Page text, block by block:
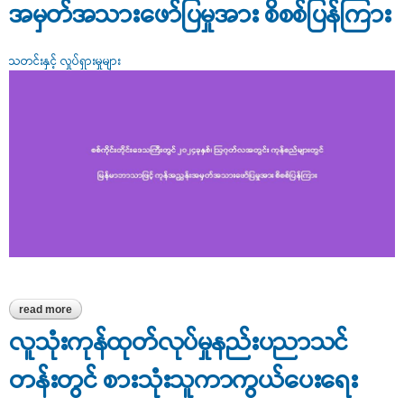
အမှတ်အသားဖော်ပြမှုအား စိစစ်ပြန်ကြား
သတင်းနှင့် လှုပ်ရှားမှုများ
read more about စစ်ကိုင်းတိုင်းဒေသကြီးတွင် ၂၀၂၄ခုနှစ်၊ ဩဂုတ်လအတွင်း
ကုန်စည်များတွင် မြန်မာဘာသာဖြင့် ကုန်အညွှန်းအမှတ်အသားဖော်ပြမှု
အား စိစစ်ပြန်ကြား
လူသုံးကုန်ထုတ်လုပ်မှုနည်းပညာသင်
တန်းတွင် စားသုံးသူကာကွယ်ပေးရေး